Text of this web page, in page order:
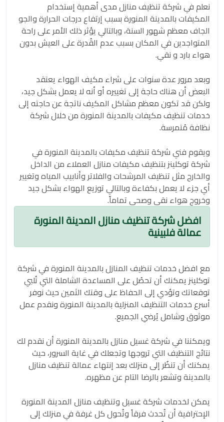
نعلم في شركة تنظيف منازل مدى أهمية إستخدام
المكيفات بالمدينة المنورة بسبب إرتفاع درجات الحرارة والجو
الجاف معظم شهور السنة، وبالتالي يؤثر ذلك الأمر على راحة
المتواجدين في المكان بسبب عدم القُدرة على العيش بدون
هواء بارد و نقي.
وبعد مرور عدة سنوات على شراء مكيف الهواء يعتقد
البعض أن هناك حاجة إلى تغييره أو أنه لا يعمل بشكل جيد،
ولكن قد تكون معظم مشاكل المكيف ناتجة عن حاجته إلى
خدمات تنظيف مكيفات بالمدينة المنورة من خلال شركة
نظافة مُتمرسة.
ويقوم فني شركة تنظيف مكيفات بالمدينة المنورة في
شركة توكلينز بتنظيف مكيفات منازل العملاء من الداخل
والخارج مثل تنظيف المرشحات والفلاتر وأنابيب المياه وتغيير
أي جزء لا يعمل بكفاءة وبالتالي توزيع الهواء بشكل جيد
وخروج هواء نقي وصحي تماماً.
افضل شركة تنظيف منازل المدينة المنورة
عمالة فلبينية
مع افضل خدمات تنظيف المنازل بالمدينة المنورة في شركة
توكلينز يمكنك أن تحصُل على المساعدة الشاملة التي تُلبي
توقعاتك وتؤدي إلى الحفاظ على وقتك الثمين حيث نوفر
أسرع خدمات التنظيف المنزلية بالمدينة المنورة ونقدم عمل
موثوق وشامل يُرضي الجميع.
ويمكننا في شركة غسيل منازل بالمدينة المنورة أن نقدم لك
نتائج التنظيف التي تروجها وتجعلك في غاية السرور، حيث
يمكنك أن تنظُر إلى منزلك بعد إنتهاء عمالة تنظيف منازل
بالمدينة وتشعر بالرضا التام عن مظهره.
يمكن لخدمات شركة غسيل وتنظيف منازل المدينة المنورة
الإحترافية أن تُحدث فرقاً وتُحول كل غرفة في منزلك إلى